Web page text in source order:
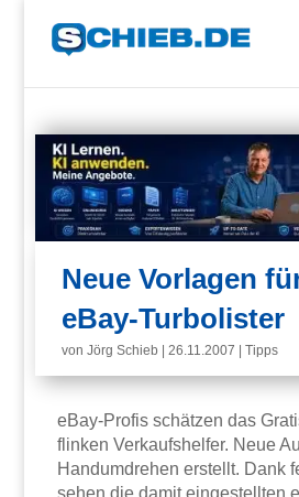
Neue Vorlagen
eBay-Turbolister
vonJörg Schieb |26.11.2007 |Tipps
eBay-Profis schätzen das
flinken Verkaufshelfer. Neue
Handumdrehen erstellt. Dank